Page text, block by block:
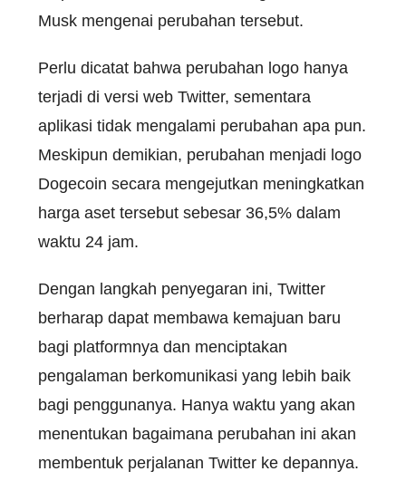
Musk mengenai perubahan tersebut.
Perlu dicatat bahwa perubahan logo hanya
terjadi di versi web Twitter, sementara
aplikasi tidak mengalami perubahan apa pun.
Meskipun demikian, perubahan menjadi logo
Dogecoin secara mengejutkan meningkatkan
harga aset tersebut sebesar 36,5% dalam
waktu 24 jam.
Dengan langkah penyegaran ini, Twitter
berharap dapat membawa kemajuan baru
bagi platformnya dan menciptakan
pengalaman berkomunikasi yang lebih baik
bagi penggunanya. Hanya waktu yang akan
menentukan bagaimana perubahan ini akan
membentuk perjalanan Twitter ke depannya.